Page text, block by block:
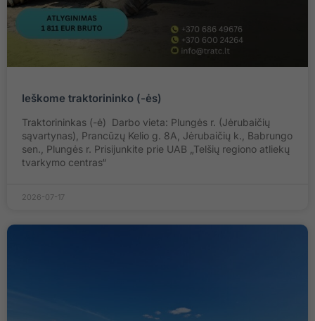
Ieškome traktorininko (-ės)
Traktorininkas (-ė) Darbo vieta: Plungės r. (Jėrubaičių
sąvartynas), Prancūzų Kelio g. 8A, Jėrubaičių k., Babrungo
sen., Plungės r. Prisijunkite prie UAB „Telšių regiono atliekų
tvarkymo centras“
2026-07-17